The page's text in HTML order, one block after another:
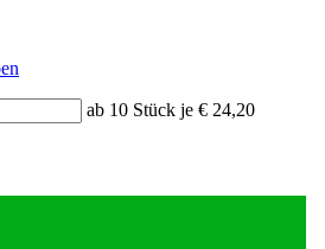
ab 10 Stück je € 24,20